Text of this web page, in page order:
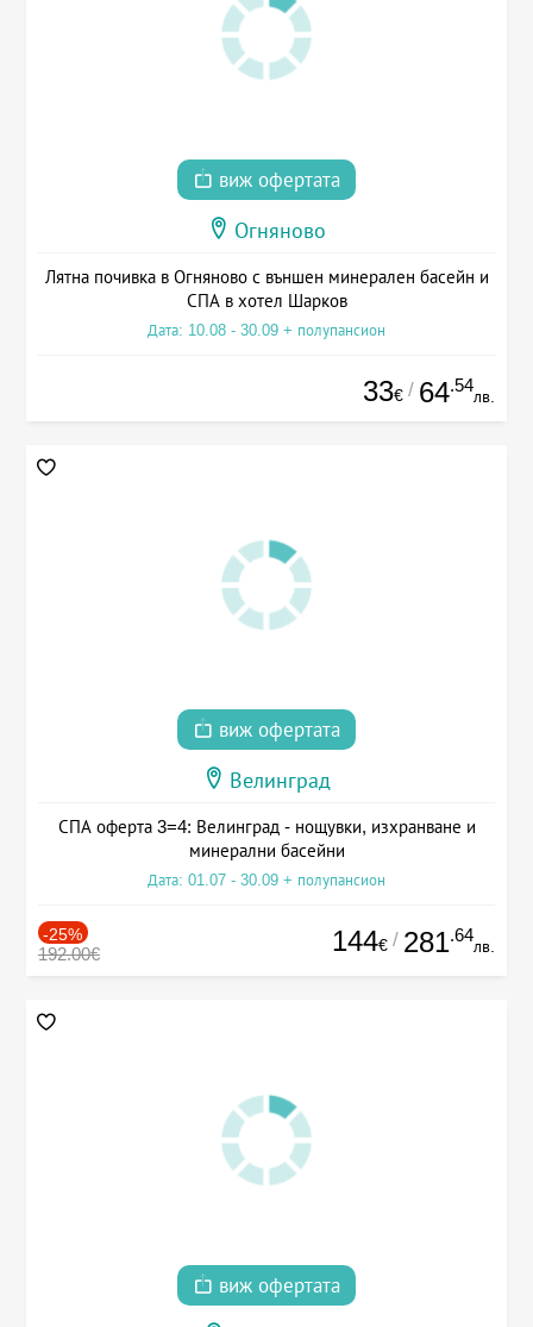
виж офертата
Огняново
Лятна почивка в Огняново с външен минерален басейн и
СПА в хотел Шарков
Дата: 10.08 - 30.09 + полупансион
33€ / 64.54
лв.
виж офертата
Велинград
СПА оферта 3=4: Велинград - нощувки, изхранване и
минерални басейни
Дата: 01.07 - 30.09 + полупансион
-25%
192.00€ 144€ / 281.64
лв.
виж офертата